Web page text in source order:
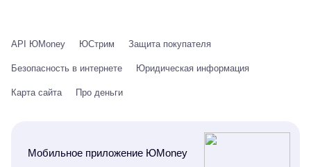
API ЮMoney ЮСтрим Защита покупателя
Безопасность в интернете Юридическая информация
Карта сайта Про деньги
Мобильное приложение ЮMoney